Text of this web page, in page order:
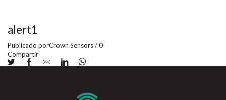
alert1
Publicado porCrown Sensors/0
Compartir